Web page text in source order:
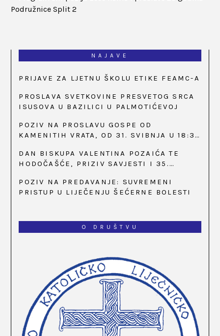
NAJAVE
PRIJAVE ZA LJETNU ŠKOLU ETIKE FEAMC-A
PROSLAVA SVETKOVINE PRESVETOG SRCA
ISUSOVA U BAZILICI U PALMOTIĆEVOJ
POZIV NA PROSLAVU GOSPE OD
KAMENITIH VRATA, OD 31. SVIBNJA U 18:30
DAN BISKUPA VALENTINA POZAIĆA TE
HODOČAŠĆE, PRIZIV SAVJESTI I 35.
BISTRICI, OD 15. DO 17. SVIBNJA
POZIV NA PREDAVANJE: SUVREMENI
PRISTUP U LIJEČENJU ŠEĆERNE BOLESTI
O DRUŠTVU